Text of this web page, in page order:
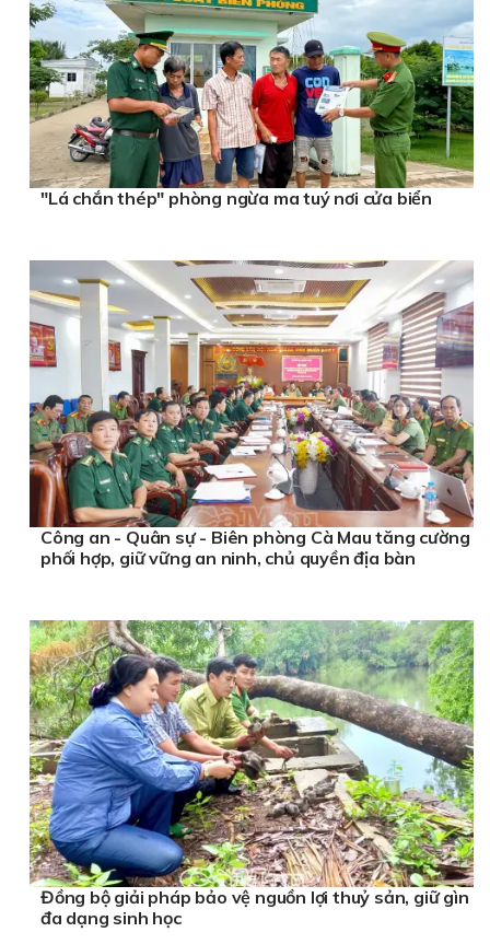
"Lá chắn thép" phòng ngừa ma tuý nơi cửa biển
Công an - Quân sự - Biên phòng Cà Mau tăng cường
phối hợp, giữ vững an ninh, chủ quyền địa bàn
Đồng bộ giải pháp bảo vệ nguồn lợi thuỷ sản, giữ gìn
đa dạng sinh học